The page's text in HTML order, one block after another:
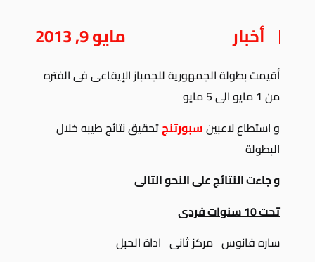
أخبار مايو 9, 2013
أقيمت بطولة الجمهورية للجمباز الإيقاعى فى الفتره
من 1 مايو الى 5 مايو
و استطاع لاعبينسبورتنجتحقيق نتائج طيبه خلال
البطولة
و جاءت النتائج على النحو التالى
تحت 10 سنوات فردى
ساره فانوس مركز ثانى اداة الحبل